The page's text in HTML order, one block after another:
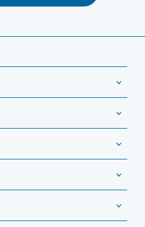
NF9LTA
N9LTA
ル」
）
、デジタルサイネージほか）